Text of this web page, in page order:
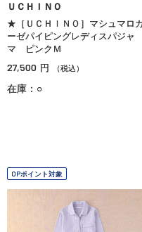
ＵＣＨＩＮＯ
★［ＵＣＨＩＮＯ］マシュマロ
ーゼパイピングレディスパジャ
マ ピンクＭ
27,500 円 （税込）
在庫：○
OPポイント対象